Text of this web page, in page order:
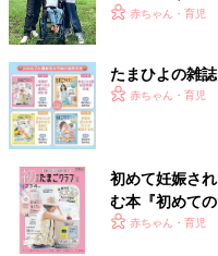
ンタルヘルスが悪い状態で
動がより目につきやすくな
と受け止めています。さら
会が減っていることも、要
――新型コロナの感染拡大で
など、ママ友やほかの子ど
響していますか。
半谷 そうだと思います。マ
らこそ、娘と
赤ちゃん・育児
たまひよの雑誌
赤ちゃん・育児
初めて妊娠さ
む本『初めて
赤ちゃん・育児